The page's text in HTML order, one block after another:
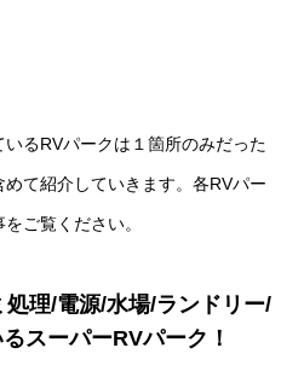
るRVパークは１箇所のみだった
て紹介していきます。各RVパー
ご覧ください。
理/電源/水場/ランドリー/
スーパーRVパーク！